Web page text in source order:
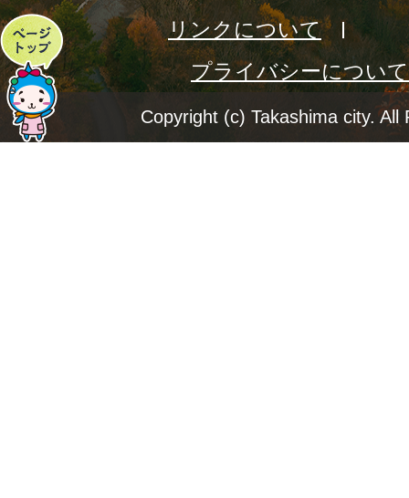
ペ
ー
ジ
リンクについて
プライバシーについて
Copyright (c) Takashima city. All